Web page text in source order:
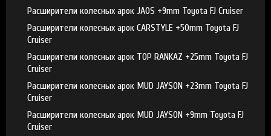
Расширители колесных арок JAOS +9mm Toyota FJ Cruiser
Расширители колесных арок CARSTYLE +50mm Toyota FJ
Cruiser
Расширители колесных арок TOP RANKAZ +25mm Toyota FJ
Cruiser
Расширители колесных арок MUD JAYSON +23mm Toyota FJ
Cruiser
Расширители колесных арок MUD JAYSON +9mm Toyota FJ
Cruiser